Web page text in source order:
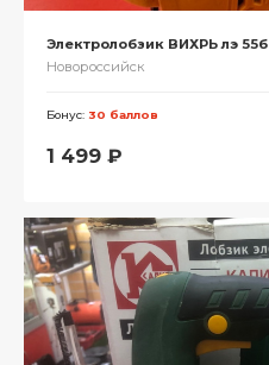
Электролобзик ВИХРЬ лэ 55б
Новороссийск
Бонус: 30 баллов
1 499 ₽